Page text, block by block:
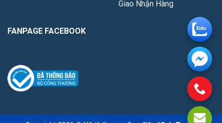
Giao Nhận Hàng
FANPAGE FACEBOOK